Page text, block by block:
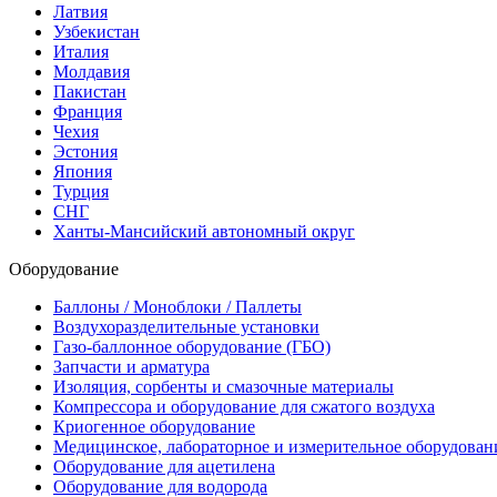
Латвия
Узбекистан
Италия
Молдавия
Пакистан
Франция
Чехия
Эстония
Япония
Турция
СНГ
Ханты-Мансийский автономный округ
Оборудование
Баллоны / Моноблоки / Паллеты
Воздухоразделительные установки
Газо-баллонное оборудование (ГБО)
Запчасти и арматура
Изоляция, сорбенты и смазочные материалы
Компрессора и оборудование для сжатого воздуха
Криогенное оборудование
Медицинское, лабораторное и измерительное
Оборудование для ацетилена
Оборудование для водорода